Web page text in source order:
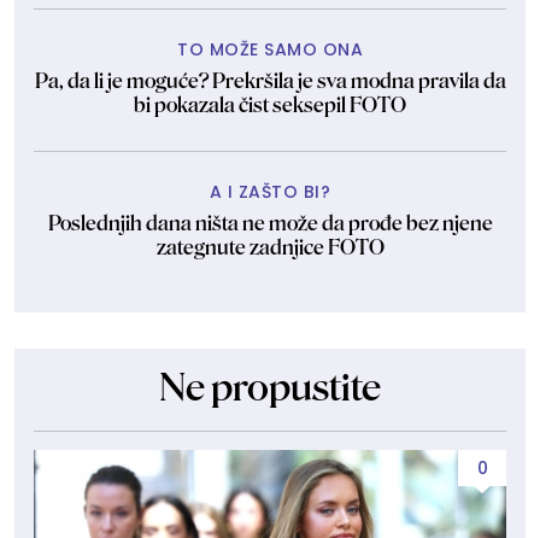
TO MOŽE SAMO ONA
Pa, da li je moguće? Prekršila je sva modna pravila da
bi pokazala čist seksepil FOTO
A I ZAŠTO BI?
Poslednjih dana ništa ne može da prođe bez njene
zategnute zadnjice FOTO
Ne propustite
0